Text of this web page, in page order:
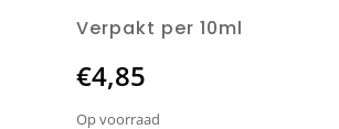
Verpakt per 10ml
€4,85
Op voorraad